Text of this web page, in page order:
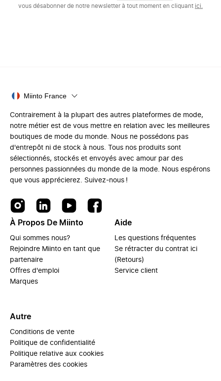
vous désabonner de notre newsletter à tout moment en cliquant ici.
Miinto France
Contrairement à la plupart des autres plateformes de mode,
notre métier est de vous mettre en relation avec les meilleures
boutiques de mode du monde. Nous ne possédons pas
d'entrepôt ni de stock à nous. Tous nos produits sont
sélectionnés, stockés et envoyés avec amour par des
personnes passionnées du monde de la mode. Nous espérons
que vous apprécierez. Suivez-nous !
À Propos De Miinto
Qui sommes nous?
Rejoindre Miinto en tant que
partenaire
Offres d'emploi
Marques
Aide
Les questions fréquentes
Se rétracter du contrat ici
(Retours)
Service client
Autre
Conditions de vente
Politique de confidentialité
Politique relative aux cookies
Paramètres des cookies